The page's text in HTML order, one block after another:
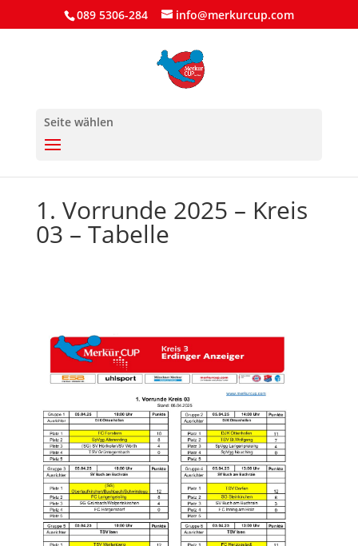
089 5306-284 info@merkurcup.com
Seite wählen
1. Vorrunde 2025 – Kreis
03 – Tabelle